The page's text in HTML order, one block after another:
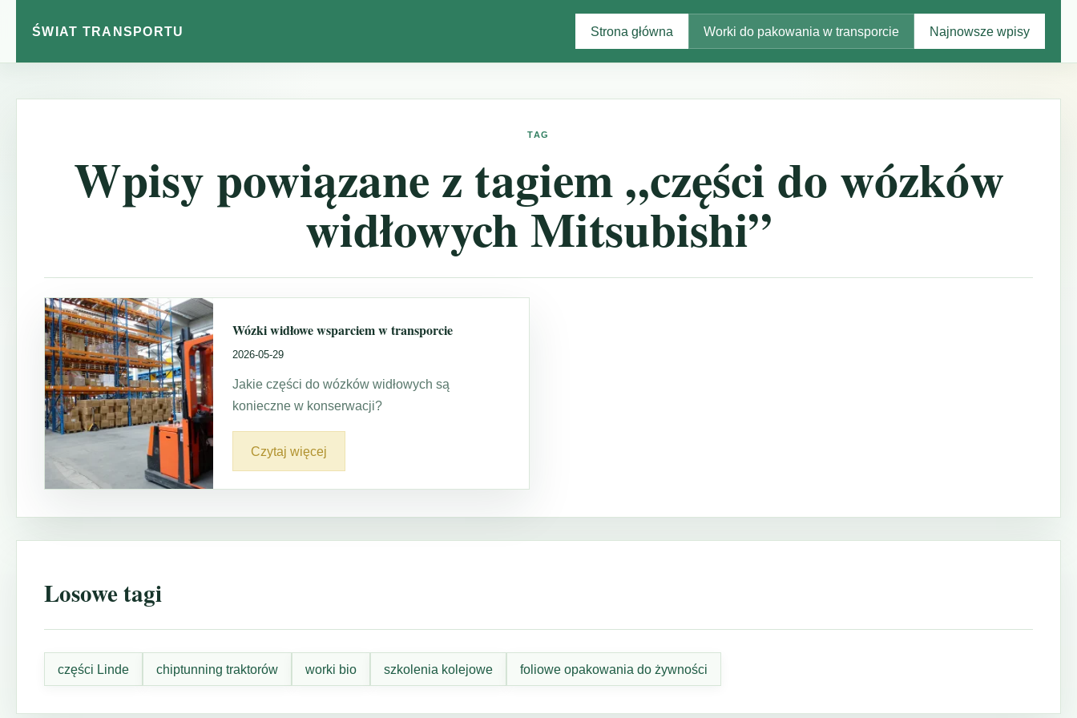
ŚWIAT TRANSPORTU Strona główna Worki do pakowania w transporcie Najnowsze wpisy
TAG
Wpisy powiązane z tagiem „części do wózków
widłowych Mitsubishi”
Wózki widłowe wsparciem w transporcie
2026-05-29
Jakie części do wózków widłowych są
konieczne w konserwacji?
Czytaj więcej
Losowe tagi
części Linde chiptunning traktorów worki bio szkolenia kolejowe foliowe opakowania do żywności